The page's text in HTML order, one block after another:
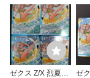
ゼクス Z/X 烈夏の
ゼ